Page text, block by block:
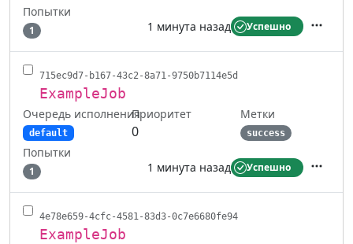
Попытки
1 1 минута назад Успешно
715ec9d7-b167-43c2-8a71-9750b7114e5d
ExampleJob
Очередь исполнения
default
Приоритет
0
Метки
success
Попытки
1 1 минута назад Успешно
4e78e659-4cfc-4581-83d3-0c7e6680fe94
ExampleJob